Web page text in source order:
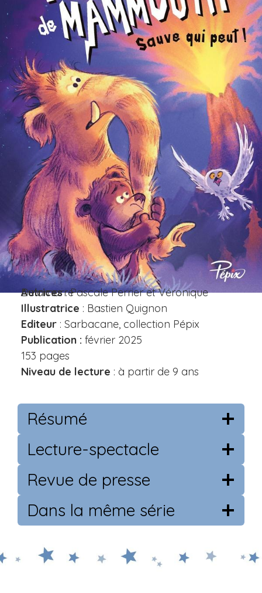
Autrices
: Pascale Perrier et Véronique Delamarre
Illustratrice : Bastien Quignon
Editeur : Sarbacane, collection Pépix
Publication : février 2025
153 pages
Niveau de lecture : à partir de 9 ans
Résumé
Lecture-spectacle
Revue de presse
Dans la même série